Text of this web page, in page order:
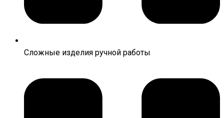
Сложные изделия ручной работы